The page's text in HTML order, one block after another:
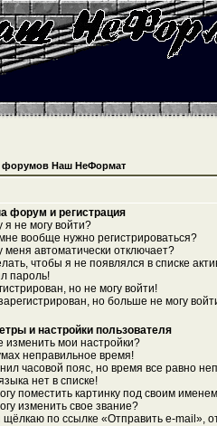
форумов Наш НеФормат
форум и регистрация
я не могу войти?
вообще нужно регистрироваться?
меня автоматически отключает?
чтобы я не появлялся в списке
пароль!
но не могу войти!
но больше не могу
и настройки пользователя
изменить мои настройки?
неправильное время!
часовой пояс, но время все равно
нет в списке!
поместить картинку под своим
изменить свое звание?
щёлкаю по ссылке «Отправить e-mail»,